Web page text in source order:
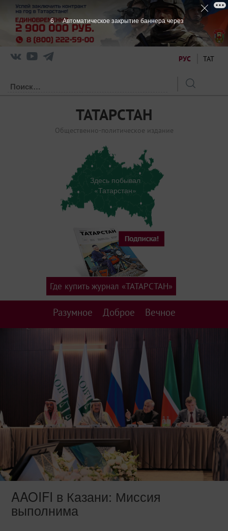
РУС ТАТ
ТАТАРСТАН
Общественно-политическое издание
Здесь побывал
«Татарстан»
Разумное Доброе Вечное
Где купить журнал «ТАТАРСТАН»
AAOIFI в Казани: Миссия
выполнима
4 Автоматическое закрытие баннера через